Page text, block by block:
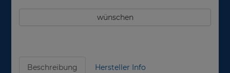
wünschen
Beschreibung Hersteller Info